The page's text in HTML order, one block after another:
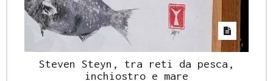
Steven Steyn, tra reti da pesca,
inchiostro e mare